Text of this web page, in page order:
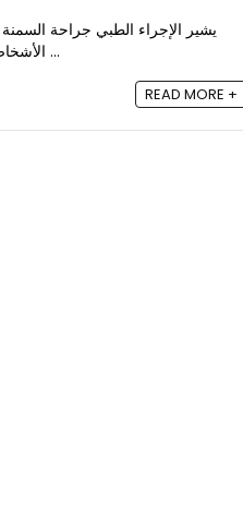
يشير الإجراء الطبي جراحة
الأشخاص الذين يعانون من السمنة المفرطة على تحقيق إنقاص الوزن بشكل ...
READ MORE +